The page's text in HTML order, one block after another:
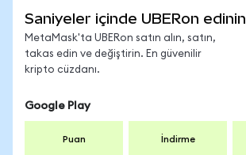
Saniyeler içinde UBERon edinin
MetaMask'ta UBERon satın alın, satın,
takas edin ve değiştirin. En güvenilir
kripto cüzdanı.
Google Play
Puan İndirme